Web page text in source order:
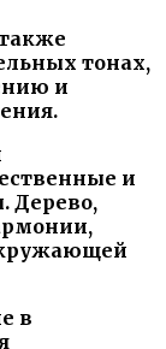
тонах,
и
и
Дерево,
в